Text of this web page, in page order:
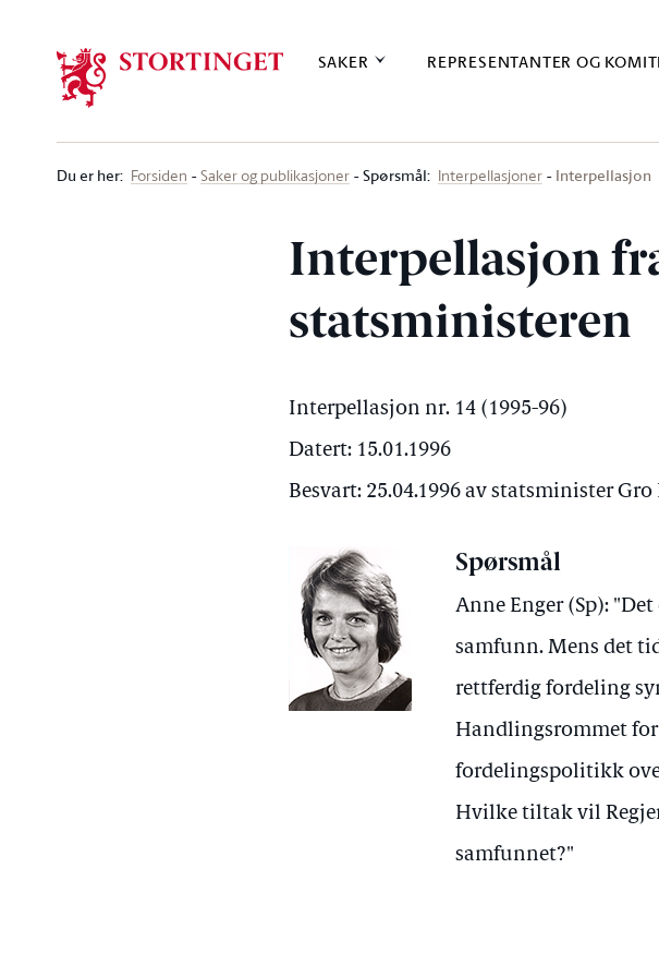
SAKER REPRESENTANTER OG
Du er her: Forsiden Saker og publikasjoner Spørsmål: Interpellasjoner Interpellasjon
Interpellasjon
statsministeren
Interpellasjon nr. 14 (1995-96)
Datert: 15.01.1996
Besvart: 25.04.1996 av statsminister
Spørsmål
Anne Enger (Sp):
samfunn. Mens det
rettferdig fordeling
Handlingsrommet for
fordelingspolitikk
Hvilke tiltak vil
samfunnet?"